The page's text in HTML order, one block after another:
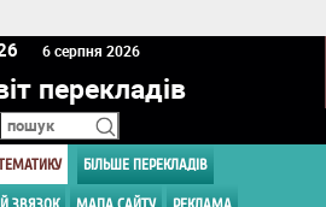
6 серпня 2026
перекладів
БІЛЬШЕ ПЕРЕКЛАДІВ